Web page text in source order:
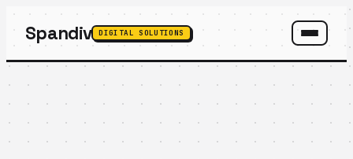
Spandiv DIGITAL SOLUTIONS
SPANDIV ASSISTANT